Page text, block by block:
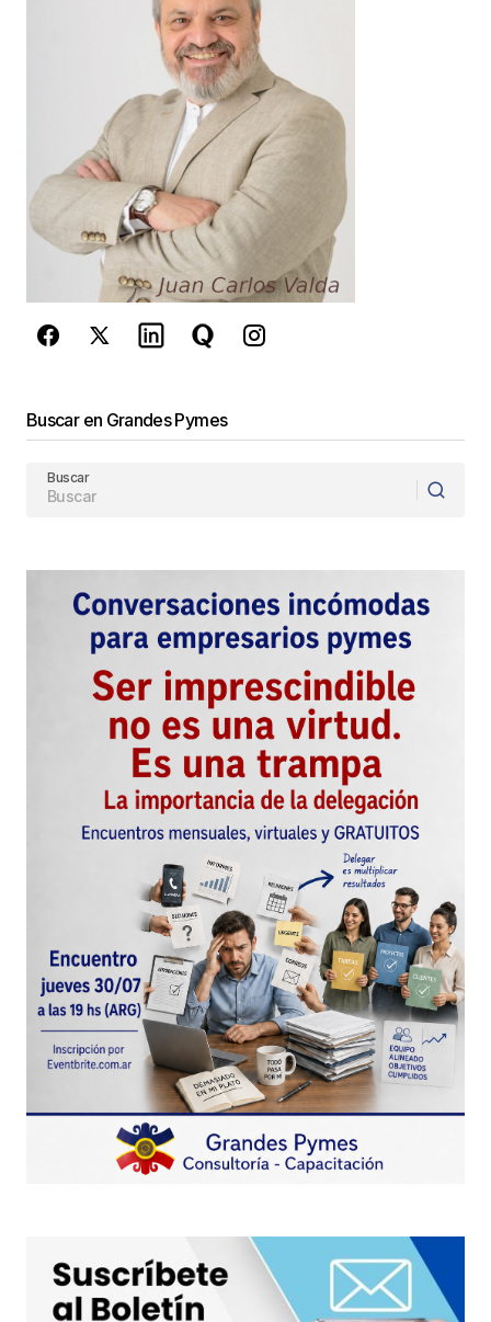
*
Guarda mi nombre, correo electrónico y web en
este navegador para la próxima vez que
comente.
Este sitio esta protegido por
reCAPTCHA y laPolítica de
privacidady losTérminos del servicio
de Google se aplican.
Enviar Comentario
Buscar en Grandes Pymes
Buscar